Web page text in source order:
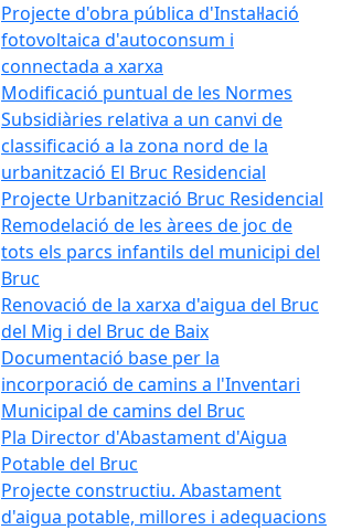
Projecte d'obra pública d'Instal·lació
fotovoltaica d'autoconsum i
connectada a xarxa
Modificació puntual de les Normes
Subsidiàries relativa a un canvi de
classificació a la zona nord de la
urbanització El Bruc Residencial
Projecte Urbanització Bruc Residencial
Remodelació de les àrees de joc de
tots els parcs infantils del municipi del
Bruc
Renovació de la xarxa d'aigua del Bruc
del Mig i del Bruc de Baix
Documentació base per la
incorporació de camins a l'Inventari
Municipal de camins del Bruc
Pla Director d'Abastament d'Aigua
Potable del Bruc
Projecte constructiu. Abastament
d'aigua potable, millores i adequacions